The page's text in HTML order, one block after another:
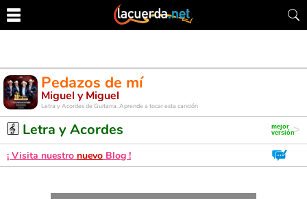
Pedazos de mí
Miguel y Miguel
Letra y Acordes de Guitarra. Aprende a tocar esta canción
Letra y Acordes
¡ Visita nuestro nuevo Blog !